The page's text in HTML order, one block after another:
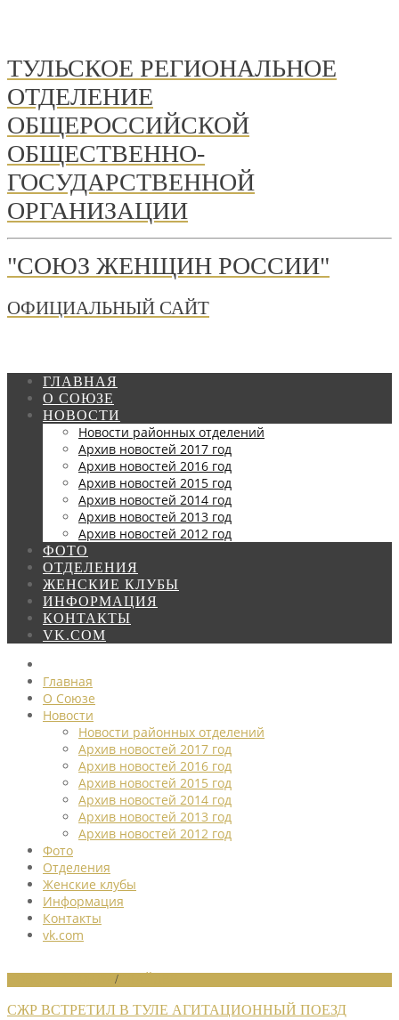
ТУЛЬСКОЕ РЕГИОНАЛЬНОЕ
ОТДЕЛЕНИЕ
ОБЩЕРОССИЙСКОЙ
ОБЩЕСТВЕННО-
ГОСУДАРСТВЕННОЙ
ОРГАНИЗАЦИИ
"СОЮЗ ЖЕНЩИН РОССИИ"
ОФИЦИАЛЬНЫЙ САЙТ
ГЛАВНАЯ
О СОЮЗЕ
НОВОСТИ
Новости районных отделений
Архив новостей 2017 год
Архив новостей 2016 год
Архив новостей 2015 год
Архив новостей 2014 год
Архив новостей 2013 год
Архив новостей 2012 год
ФОТО
ОТДЕЛЕНИЯ
ЖЕНСКИЕ КЛУБЫ
ИНФОРМАЦИЯ
КОНТАКТЫ
VK.COM
Главная
О Союзе
Новости
Новости районных отделений
Архив новостей 2017 год
Архив новостей 2016 год
Архив новостей 2015 год
Архив новостей 2014 год
Архив новостей 2013 год
Архив новостей 2012 год
Фото
Отделения
Женские клубы
Информация
Контакты
vk.com
/
СЖР ВСТРЕТИЛ В ТУЛЕ АГИТАЦИОННЫЙ ПОЕЗД